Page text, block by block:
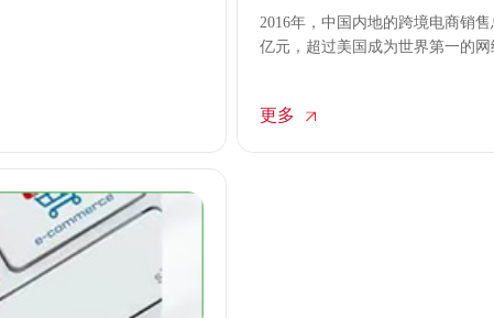
2016年，中国内地的跨境电商销
亿元，超过美国成为世界第一的
预测中国内地的跨境电商销售总量
更多